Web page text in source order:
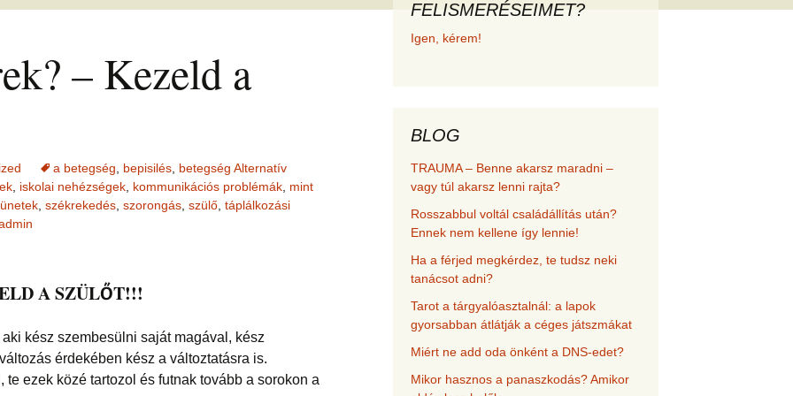
–
Kronobiológiai
számolóprogram
– 4
Megvásárolható
–
Ügyfelek meséi
A saját mesém
ÉFT esetek –
tanítványoktól
problémákra
Kronobiológiai esetek
pénz
a
evés,
Cikkek a fogyás
témakörében
felismeréseimet és
– Kezeld a
a betegség bepisilés betegség Alternatív
iskolai nehézségek kommunikációs problémák mint
székrekedés szorongás szülő táplálkozási
A SZÜLŐT!!!
kész szembesülni saját magával, kész
érdekében kész a változtatásra is.
te ezek közé tartozol és futnak tovább a sorokon a
FELISMERÉSEIMET?
Igen, kérem!
BLOG
TRAUMA – Benne akarsz maradni –
vagy túl akarsz lenni rajta?
Rosszabbul voltál családállítás után?
Ennek nem kellene így lennie!
Ha a férjed megkérdez, te tudsz neki
tanácsot adni?
Tarot a tárgyalóasztalnál: a lapok
gyorsabban átlátják a céges játszmákat
Miért ne add oda önként a DNS-edet?
Mikor hasznos a panaszkodás? Amikor